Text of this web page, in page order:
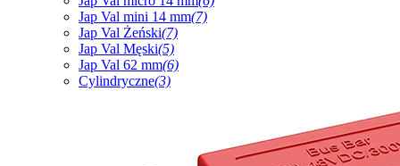
Jap Val mini 14 mm(7)
Jap Val Żeński(7)
Jap Val Męski(5)
Jap Val 62 mm(6)
Cylindryczne(3)